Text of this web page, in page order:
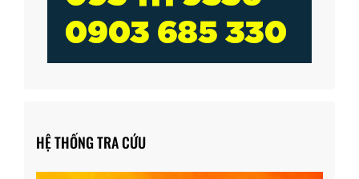
HỆ THỐNG TRA CỨU